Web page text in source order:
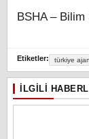
BSHA – Bilim
Etiketler: türkiye
İLGILI